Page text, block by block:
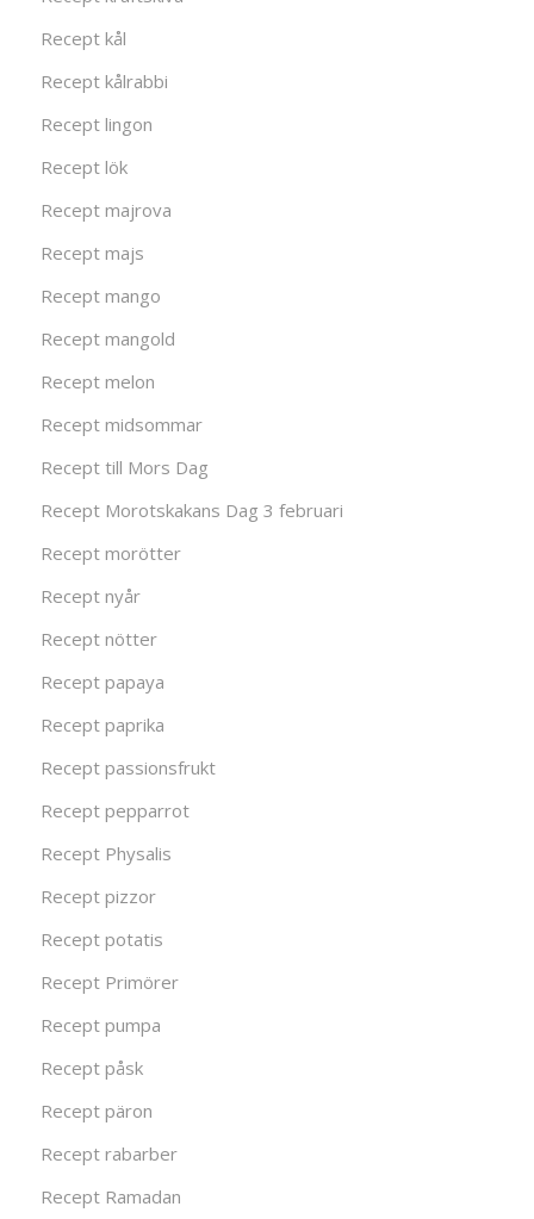
Recept kål
Recept kålrabbi
Recept lingon
Recept lök
Recept majrova
Recept majs
Recept mango
Recept mangold
Recept melon
Recept midsommar
Recept till Mors Dag
Recept Morotskakans Dag 3 februari
Recept morötter
Recept nyår
Recept nötter
Recept papaya
Recept paprika
Recept passionsfrukt
Recept pepparrot
Recept Physalis
Recept pizzor
Recept potatis
Recept Primörer
Recept pumpa
Recept påsk
Recept päron
Recept rabarber
Recept Ramadan